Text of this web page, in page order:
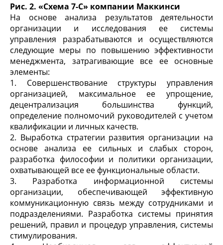
Рис. 2. «Схема 7-С» компании Маккинси
На основе анализа результатов деятельности
организации и исследования ее системы
управления разрабатываются и осуществляются
следующие меры по повышению эффективности
менеджмента, затрагивающие все ее основные
элементы:
1. Совершенствование структуры управления
организацией, максимальное ее упрощение,
децентрализация большинства функций,
определение полномочий руководителей с учетом
квалификации и личных качеств.
2. Выработка стратегии развития организации на
основе анализа ее сильных и слабых сторон,
разработка философии и политики организации,
охватывающей все ее функциональные области.
3. Разработка информационной системы
организации, обеспечивающей эффективную
коммуникационную связь между сотрудниками и
подразделениями. Разработка системы принятия
решений, правил и процедур управления, системы
стимулирования.